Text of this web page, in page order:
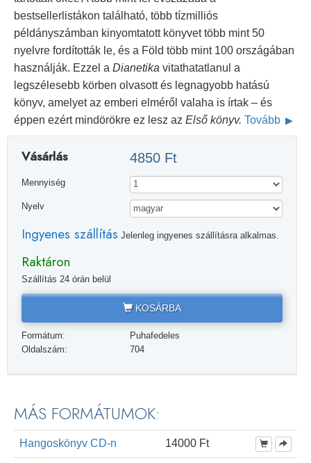
bestsellerlistákon található, több tízmilliós
példányszámban kinyomtatott könyvet több mint 50
nyelvre fordították le, és a Föld több mint 100 országában
használják. Ezzel a Dianetika vitathatatlanul a
legszélesebb körben olvasott és legnagyobb hatású
könyv, amelyet az emberi elméről valaha is írtak – és
éppen ezért mindörökre ez lesz az Első könyv. Tovább
Vásárlás 4850 Ft
Mennyiség
Nyelv
Ingyenes szállítás Jelenleg ingyenes szállításra alkalmas.
Raktáron
Szállítás 24 órán belül
KOSÁRBA
Formátum:
Puhafedeles
Oldalszám:
704
MÁS FORMÁTUMOK:
Hangoskönyv CD-n 14000 Ft